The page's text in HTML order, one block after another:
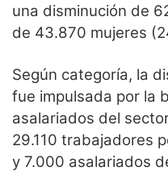
una disminución de
de 43.870 mujeres
Según categoría, la
fue impulsada por la
asalariados del
29.110 trabajadores
y 7.000 asalariados